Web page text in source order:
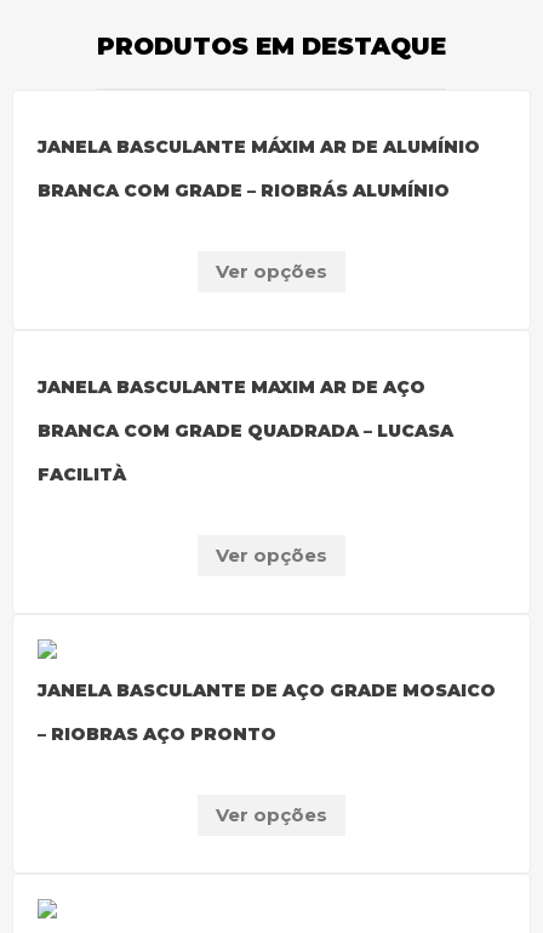
PRODUTOS EM DESTAQUE
JANELA BASCULANTE MÁXIM AR DE ALUMÍNIO
BRANCA COM GRADE – RIOBRÁS ALUMÍNIO
Ver opções
JANELA BASCULANTE MAXIM AR DE AÇO
BRANCA COM GRADE QUADRADA – LUCASA
FACILITÀ
Ver opções
JANELA BASCULANTE DE AÇO GRADE MOSAICO
– RIOBRAS AÇO PRONTO
Ver opções